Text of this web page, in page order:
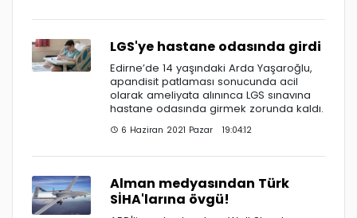
LGS'ye hastane odasında girdi
Edirne’de 14 yaşındaki Arda Yaşaroğlu,
apandisit patlaması sonucunda acil
olarak ameliyata alınınca LGS sınavına
hastane odasında girmek zorunda kaldı.
6 Haziran 2021 Pazar 19:04:12
Alman medyasından Türk
SİHA'larına övgü!